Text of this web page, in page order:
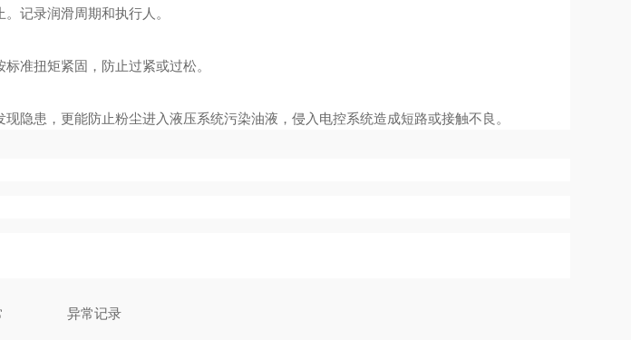
记录润滑周期和执行人。
标准扭矩紧固，防止过紧或过松。
现隐患，更能防止粉尘进入液压系统污染油液，侵入电控系统造成短路或接触不良。
异常记录